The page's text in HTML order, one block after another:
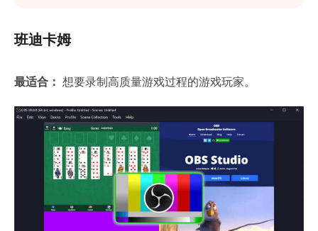
班迪卡姆
最适合： 想要录制高质量游戏过程的游戏玩家。